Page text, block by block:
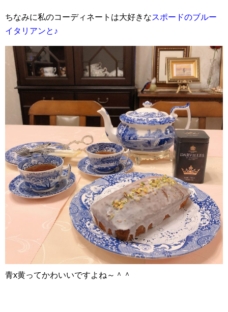
ちなみに私のコーディネートは大好きなスポードのブルー
イタリアンと ♪
青x黄ってかわいいですよね～＾＾